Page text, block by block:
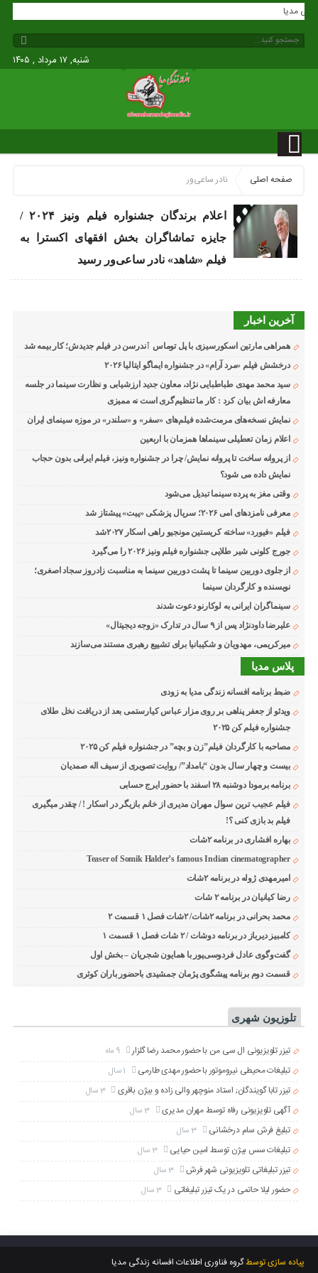
مدیا
شنبه, ۱۷ مرداد , ۱۴۰۵
صفحه اصلی نادر ساعی‌ور
اعلام برندگان جشنواره فیلم ونیز ۲۰۲۴ /
جایزه تماشاگران بخش افقهای اکسترا به
فیلم «شاهد» نادر ساعی‌ور رسید
آخرین اخبار
همراهی مارتین اسکورسیزی با پل توماس ٱندرسن در فیلم جدیدش؛ کار بیمه شد
درخشش فیلم «مرد آرام» در جشنواره ایماگو ایتالیا ۲۰۲۶
سید محمد مهدی طباطبایی نژاد، معاون جدید ارزشیابی و نظارت سینما در جلسه
معارفه اش بیان کرد : کار ما تنظیم‌گری است نه ممیزی
نمایش نسخه‌های مرمت‌شده فیلم‌های «سفر» و «سلندر» در موزه سینمای ایران
اعلام زمان تعطیلی سینماها همزمان با اربعین
از پروانه ساخت تا پروانه نمایش/ چرا در جشنواره ونیز، فیلم ایرانی بدون حجاب
نمایش داده می شود؟
وقتی مغز به پرده سینما تبدیل می‌شود
معرفی نامزدهای امی ۲۰۲۶؛ سریال پزشکی «پیت» پیشتاز شد
فیلم «فیورد» ساخته کریستین مونجیو راهی اسکار ۲۰۲۷شد
جورج کلونی شیر طلایی جشنواره فیلم ونیز ۲۰۲۶ را می‌گیرد
از جلوی دوربین سینما تا پشت دوربین سینما به مناسبت زادروز سجاد اصغری؛
نویسنده و کارگردان سینما
سینماگران ایرانی به لوکارنو دعوت شدند
علیرضا داودنژاد پس از ۹ سال در تدارک «زوجه دیجیتال»
میرکریمی، مهدویان و شکیبانیا برای تشییع رهبری مستند می‌سازند
پلاس مدیا
ضبط برنامه افسانه زندگی مدیا به زودی
ویدئو از جعفر پناهی بر روی مزار عباس کیارستمی بعد از دریافت نخل طلای
جشنواره فیلم کن ۲۰۲۵
مصاحبه با کارگردان فیلم”زن و بچه” در جشنواره فیلم کن ۲۰۲۵
بیست و چهار سال بدون “بامداد”/ روایت تصویری از سیف اله صمدیان
برنامه برمودا دوشنبه ۲۸ اسفند با حضور ایرج حسابی
فیلم عجیب ترین سوال مهران مدیری از خانم بازیگر در اسکار ! / چقدر میگیری
فیلم بد بازی کنی ؟!
بهاره افشاری در برنامه ۲شات
Teaser of Somik Halder’s famous Indian cinematographer
امیرمهدی ژوله در برنامه ۲شات
رضا کیانیان در برنامه ۲ شات
محمد بحرانی در برنامه ۲شات/ ۲شات فصل ۱ قسمت ۲
کامبیز دیرباز در برنامه دوشات / ۲ شات فصل ۱ قسمت ۱
گفت‌وگوی عادل فردوسی‌پور با همایون شجریان – بخش اول
قسمت دوم برنامه پیشگوی پژمان جمشیدی باحضور باران کوثری
تلوزیون شهری
تیزر تلویزیونی ال سی من با حضور محمد رضا گلزار 9 ماه
تبلیغات محیطی نیروموتور با حضور مهدی طارمی
تیزر تابا گویندگان; استاد منوچهر والی زاده و بیژن باقری 3 سال
آگهی تلویزیونی رفاه توسط مهران مدیری 3 سال
تبلیغ فرش سام درخشانی 3 سال
تبلیغات سس بیژن توسط امین حیایی 3 سال
تیزر تبلیغاتی تلویزیونی شهر فرش 3 سال
حضور لیلا حاتمی در یک تیزر تبلیغاتی 3 سال
پیاده سازی توسطگروه فناوری اطلاعات افسانه زندگی مدیا